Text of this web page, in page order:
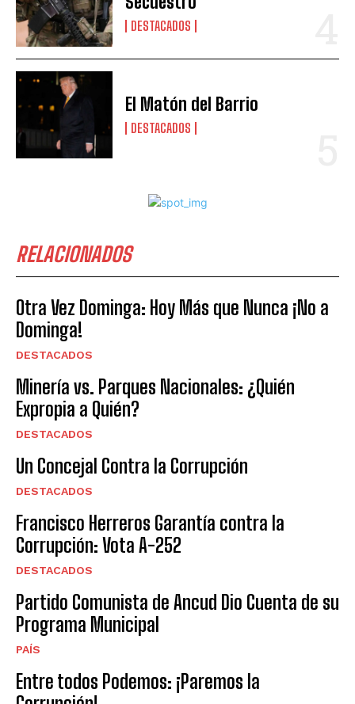
DESTACADOS
El Matón del Barrio
DESTACADOS
RELACIONADOS
Otra Vez Dominga: Hoy Más que Nunca ¡No a
Dominga!
DESTACADOS
Minería vs. Parques Nacionales: ¿Quién
Expropia a Quién?
DESTACADOS
Un Concejal Contra la Corrupción
DESTACADOS
Francisco Herreros Garantía contra la
Corrupción: Vota A-252
DESTACADOS
Partido Comunista de Ancud Dio Cuenta de su
Programa Municipal
PAÍS
Entre todos Podemos: ¡Paremos la